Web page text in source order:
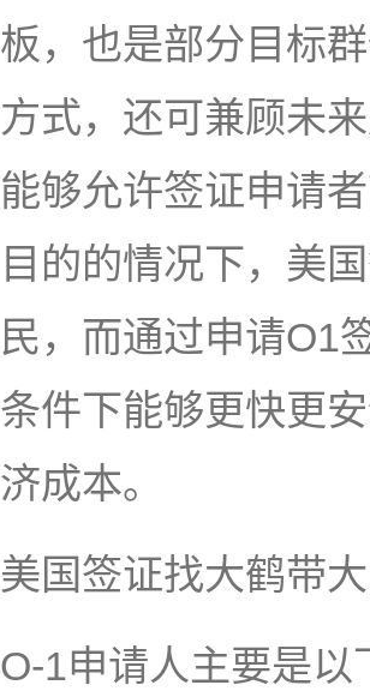
板，也是部分目标
方式，还可兼顾未
能够允许签证申请
目的的情况下，美
民，而通过申请O1
条件下能够更快更
济成本。
美国签证找大鹤带
O-1申请人主要是以